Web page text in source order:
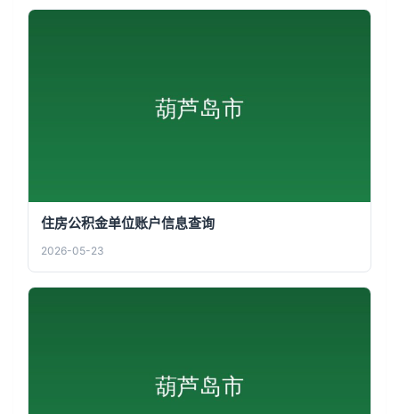
住房公积金单位账户信息查询
2026-05-23